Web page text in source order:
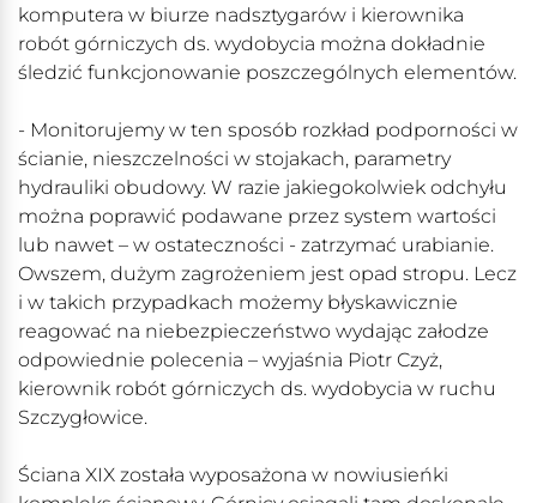
komputera w biurze nadsztygarów i kierownika
robót górniczych ds. wydobycia można dokładnie
śledzić funkcjonowanie poszczególnych elementów.
- Monitorujemy w ten sposób rozkład podporności w
ścianie, nieszczelności w stojakach, parametry
hydrauliki obudowy. W razie jakiegokolwiek odchyłu
można poprawić podawane przez system wartości
lub nawet – w ostateczności - zatrzymać urabianie.
Owszem, dużym zagrożeniem jest opad stropu. Lecz
i w takich przypadkach możemy błyskawicznie
reagować na niebezpieczeństwo wydając załodze
odpowiednie polecenia – wyjaśnia Piotr Czyż,
kierownik robót górniczych ds. wydobycia w ruchu
Szczygłowice.
Ściana XIX została wyposażona w nowiusieńki